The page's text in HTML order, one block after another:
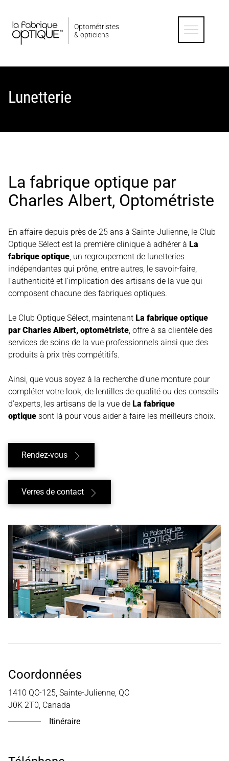
Optométristes
& opticiens
Lunetterie
La fabrique optique par
Charles Albert, Optométriste
En affaire depuis près de 25 ans à Sainte-Julienne, le Club
Optique Sélect est la première clinique à adhérer à La
fabrique optique, un regroupement de lunetteries
indépendantes qui prône, entre autres, le savoir-faire,
l’authenticité et l’implication des artisans de la vue qui
composent chacune des fabriques optiques.
Le Club Optique Sélect, maintenant La fabrique optique
par Charles Albert, optométriste, offre à sa clientèle des
services de soins de la vue professionnels ainsi que des
produits à prix très compétitifs.
Ainsi, que vous soyez à la recherche d’une monture pour
compléter votre look, de lentilles de qualité ou des conseils
d’experts, les artisans de la vue de La fabrique
optique sont là pour vous aider à faire les meilleurs choix.
Rendez-vous
Verres de contact
Coordonnées
1410 QC-125, Sainte-Julienne, QC
J0K 2T0, Canada
Itinéraire